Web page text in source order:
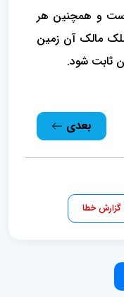
و همچنین هر
مالک آن زمین
ثابت شود.
بعدی
گزارش خطا